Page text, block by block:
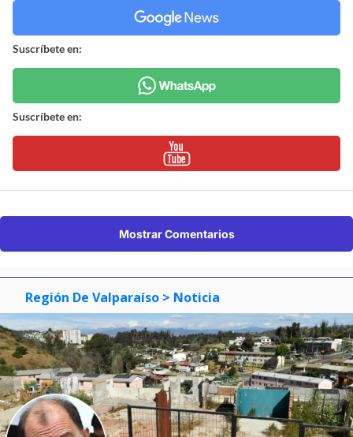
Suscríbete en:
Suscríbete en:
Mostrar Comentarios
Región De Valparaíso > Noticia